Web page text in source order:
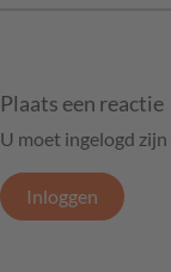
Plaats een reactie
U moet ingelogd
Inloggen